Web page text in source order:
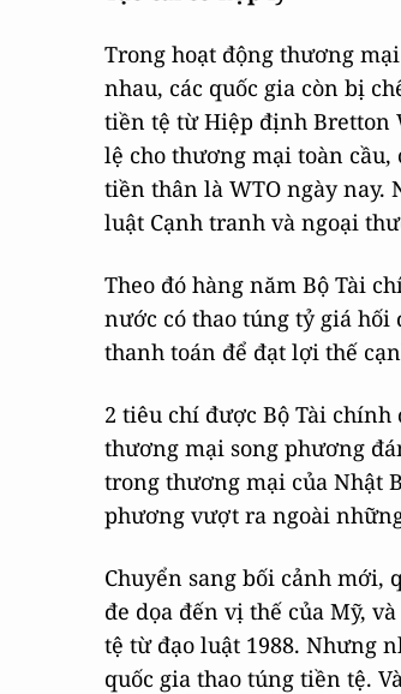
Trong hoạt động thương
nhau, các quốc gia còn bị
tiền tệ từ Hiệp định Bretton
lệ cho thương mại toàn cầu,
tiền thân là WTO ngày nay.
luật Cạnh tranh và ngoại
Theo đó hàng năm Bộ Tài
nước có thao túng tỷ giá hối
thanh toán để đạt lợi thế
2 tiêu chí được Bộ Tài
thương mại song phương
trong thương mại của Nhật
phương vượt ra ngoài
Chuyển sang bối cảnh mới,
đe dọa đến vị thế của Mỹ,
tệ từ đạo luật 1988. Nhưng
quốc gia thao túng tiền tệ.